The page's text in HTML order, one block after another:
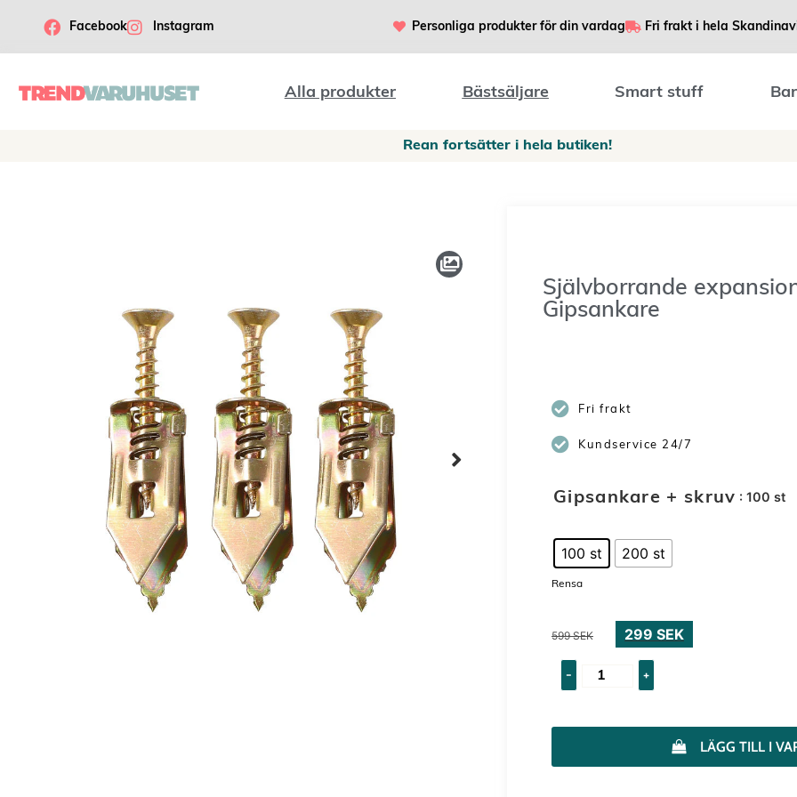
Facebook Instagram Personliga produkter för din vardag Fri frakt i hela
Alla produkter Bästsäljare Smart stuff
Rean fortsätter i hela butiken!
Självborrande
Gipsankare
Fri frakt
Kundservice 24/7
Gipsankare + skruv : 100 st
100 st 200 st
Rensa
599SEK 299 SEK
- +
LÄGG TILL I